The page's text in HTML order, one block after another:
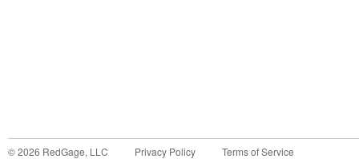
©2026 RedGage, LLC Privacy Policy Terms of Service